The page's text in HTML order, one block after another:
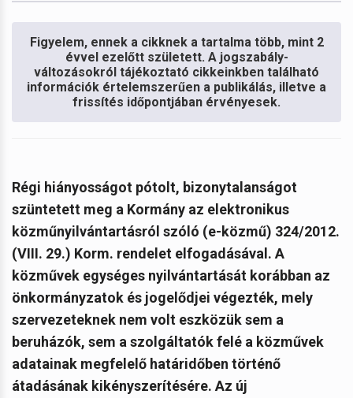
Figyelem, ennek a cikknek a tartalma több, mint 2
évvel ezelőtt született. A jogszabály-
változásokról tájékoztató cikkeinkben található
információk értelemszerűen a publikálás, illetve a
frissítés időpontjában érvényesek.
Régi hiányosságot pótolt, bizonytalanságot
szüntetett meg a Kormány az elektronikus
közműnyilvántartásról szóló (e-közmű) 324/2012.
(VIII. 29.) Korm. rendelet elfogadásával. A
közművek egységes nyilvántartását korábban az
önkormányzatok és jogelődjei végezték, mely
szervezeteknek nem volt eszközük sem a
beruházók, sem a szolgáltatók felé a közművek
adatainak megfelelő határidőben történő
átadásának kikényszerítésére. Az új